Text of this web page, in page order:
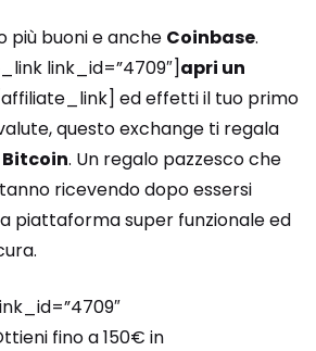
più buoni e anche Coinbase.
link_id=”4709″]apri un
ed effetti il tuo primo
questo exchange ti regala
Bitcoin. Un regalo pazzesco che
ricevendo dopo essersi
piattaforma super funzionale ed
fino a 150€ in